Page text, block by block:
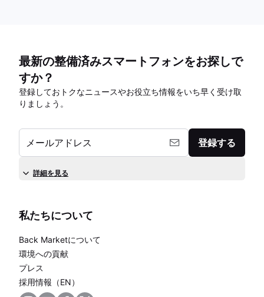
最新の整備済みスマートフォンをお探しで
すか？
登録しておトクなニュースやお役立ち情報をいち早く受け取
りましょう。
メールアドレス 登録する
詳細を見る
私たちについて
Back Marketについて
環境への貢献
プレス
採用情報（EN）